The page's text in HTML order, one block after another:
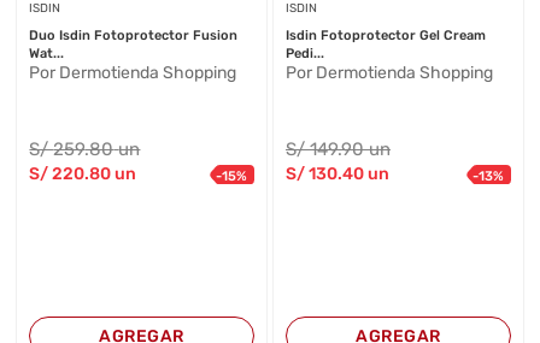
ISDIN
Duo Isdin Fotoprotector Fusion
Wat...
Por Dermotienda Shopping
S/259.80 un
S/220.80 un -15%
AGREGAR
ISDIN
Isdin Fotoprotector Gel Cream
Pedi...
Por Dermotienda Shopping
S/149.90 un
S/130.40un -13%
AGREGAR